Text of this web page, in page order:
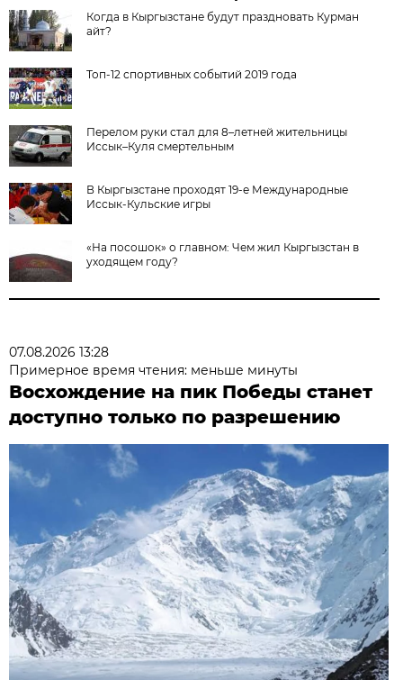
Когда в Кыргызстане будут праздновать Курман
айт?
Топ-12 спортивных событий 2019 года
Перелом руки стал для 8–летней жительницы
Иссык–Куля смертельным
В Кыргызстане проходят 19-е Международные
Иссык-Кульские игры
«На посошок» о главном: Чем жил Кыргызстан в
уходящем году?
07.08.2026 13:28
Примерное время чтения: меньше минуты
Восхождение на пик Победы станет
доступно только по разрешению